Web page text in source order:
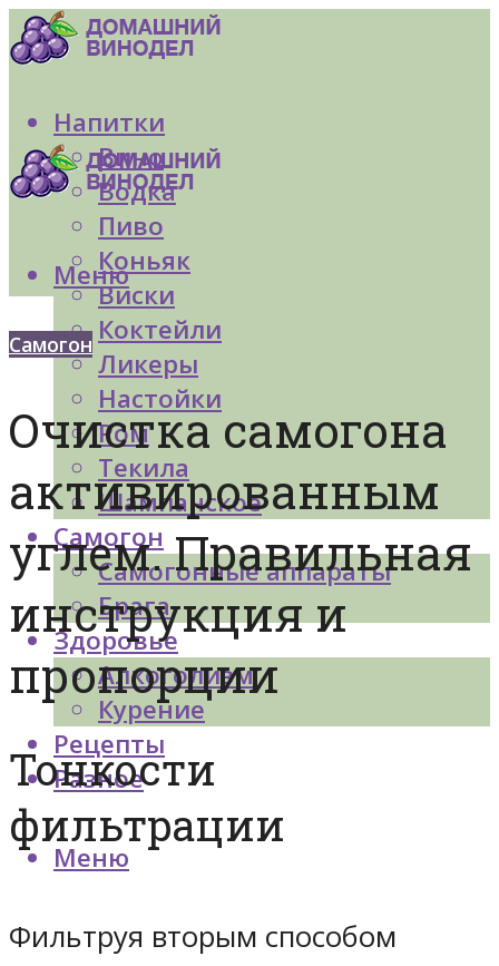
Напитки
Вино
Водка
Пиво
Коньяк
Виски
Коктейли
Ликеры
Настойки
Ром
Текила
Шампанское
Самогон
Самогонные аппараты
Брага
Здоровье
Алкоголизм
Курение
Рецепты
Разное
Меню
Меню
Самогон
Очистка самогона
активированным
углем. Правильная
инструкция и
пропорции
Тонкости
фильтрации
Фильтруя вторым способом